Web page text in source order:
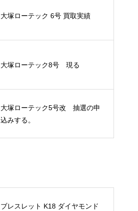
大塚ローテック 6号 買取実績
大塚ローテック8号 現る
大塚ローテック5号改 抽選の申
込みする。
ブレスレット K18 ダイヤモンド